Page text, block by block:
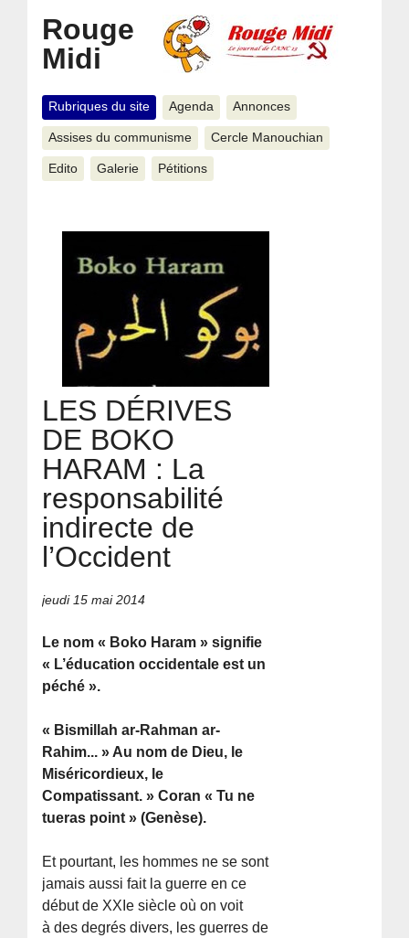
Rouge
Midi
Rubriques du site Agenda Annonces
Assises du communisme Cercle Manouchian
Edito Galerie Pétitions
LES DÉRIVES
DE BOKO
HARAM : La
responsabilité
indirecte de
l’Occident
jeudi 15 mai 2014
Le nom « Boko Haram » signifie
« L’éducation occidentale est un
péché ».
« Bismillah ar-Rahman ar-
Rahim... » Au nom de Dieu, le
Miséricordieux, le
Compatissant. » Coran « Tu ne
tueras point » (Genèse).
Et pourtant, les hommes ne se sont
jamais aussi fait la guerre en ce
début de XXIe siècle où on voit
à des degrés divers, les guerres de